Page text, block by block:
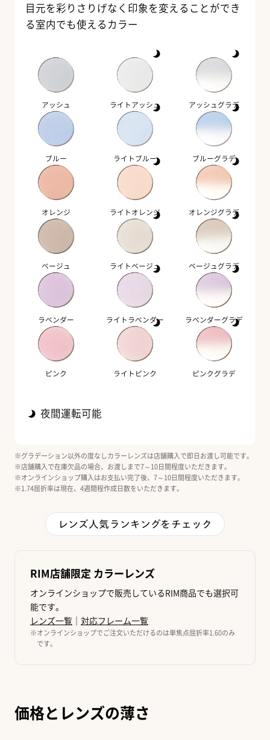
目元を彩りさりげなく印象を変えることができ
る室内でも使えるカラー
アッシュ ライトアッシュ アッシュグラデ
ブルー ライトブルー ブルーグラデ
オレンジ ライトオレンジ オレンジグラデ
ベージュ ライトベージュ ベージュグラデ
ラベンダー ライトラベンダー ラベンダーグラデ
ピンク ライトピンク ピンクグラデ
夜間運転可能
グラデーション以外の度なしカラーレンズは店舗購入で即日お渡し可能です。
店舗購入で在庫欠品の場合、お渡しまで7～10日間程度いただきます。
オンラインショップ購入はお支払い完了後、7～10日間程度いただきます。
1.74屈折率は現在、4週間程作成日数をいただきます。
レンズ人気ランキングをチェック
RIM店舗限定 カラーレンズ
オンラインショップで販売しているRIM商品でも選択可
能です。
レンズ一覧 ｜ 対応フレーム一覧
※オンラインショップでご注文いただけるのは単焦点屈折率1.60のみ
です。
価格とレンズの薄さ